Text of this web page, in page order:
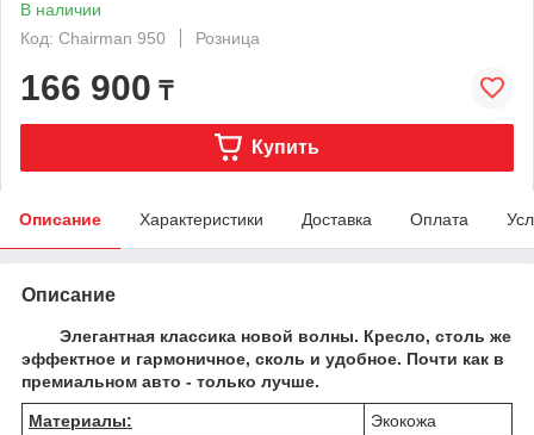
В наличии
Код: Chairman 950
Розница
166 900 ₸
Купить
Описание Характеристики Доставка Оплата
Описание
Элегантная классика новой волны. Кресло, столь же
эффектное и гармоничное, сколь и удобное. Почти как в
премиальном авто - только лучше.
Материалы:
Экокожа